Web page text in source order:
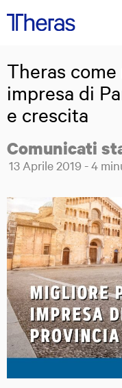
Group
Theras Group al centro dell'innovazione tecnologica in ambito medico
Theras
impresa di
e crescita
Comunicati
Posted on:
13 Aprile 2019 -4